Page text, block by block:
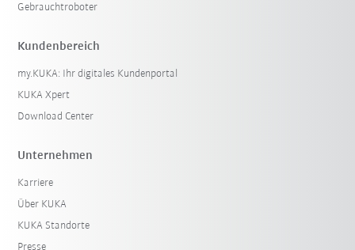
Gebrauchtroboter
Kundenbereich
my.KUKA: Ihr digitales Kundenportal
KUKA Xpert
Download Center
Unternehmen
Karriere
Über KUKA
KUKA Standorte
Presse